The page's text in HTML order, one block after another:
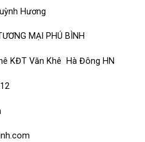
Hương
MẠI PHÚ BÌNH
KĐT Văn Khê Hà Đông HN